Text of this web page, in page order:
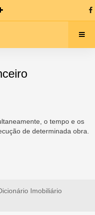
o tempo e os
de determinada obra.
Imobiliário